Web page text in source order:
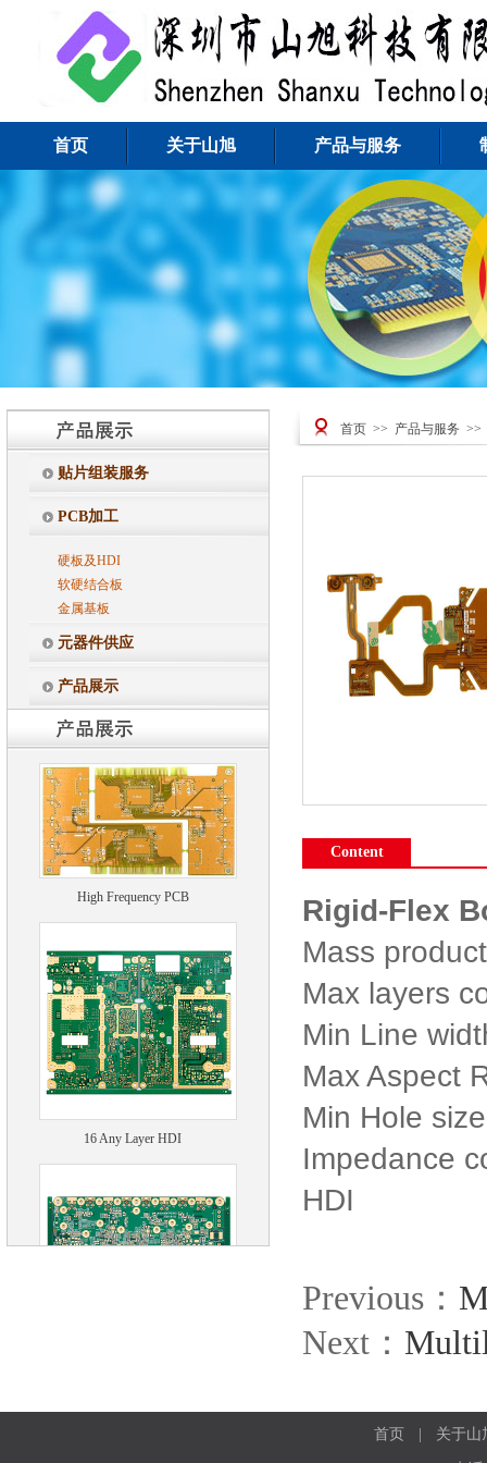
首页 关于山旭 产品与服务
贴片组装服务
PCB加工
硬板及HDI
软硬结合板
金属基板
元器件供应
产品展示
20 Layers Multilayer PCB
High Frequency PCB
首页 >> 产品与服务 >>
Content
Rigid-Flex
Mass
Max layers
Min Line
Max Aspect
Min Hole
Impedance
HDI
Previous：
Next：
首页 关于山